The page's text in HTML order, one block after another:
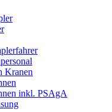
Kranen
inkl. PSAgA